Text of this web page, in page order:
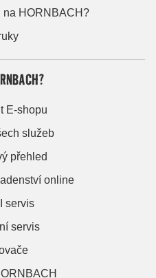
na HORNBACH?
E-shopu
služeb
přehled
online
servis
servis